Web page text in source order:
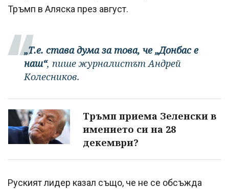
Тръмп в Аляска през август.
„Т.е. става дума за това, че „Донбас е
наш“, пише журналистът Андрей
Колесников.
Тръмп приема Зеленски в
имението си на 28
декември?
Руският лидер казал също, че не се обсъжда